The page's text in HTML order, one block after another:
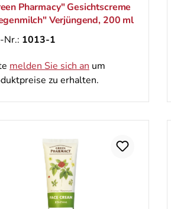
Pharmacy" Gesichtscreme
Verjüngend, 200 ml
1013-1
melden Sie sich an um
zu erhalten.